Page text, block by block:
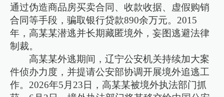
通过伪造商品房买卖合同、收款收据、虚假购销
合同等手段，骗取银行贷款890余万元。2015
年，高某某潜逃并长期藏匿境外，妄图逃避法律
制裁。
高某某外逃期间，辽宁公安机关持续加大案
件侦办力度，并提请公安部协调开展境外追逃工
作。2026年5月23日，高某某被境外执法部门抓